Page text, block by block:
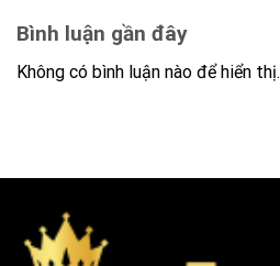
Bình luận gần đây
Không có bình luận nào để hiển thị.